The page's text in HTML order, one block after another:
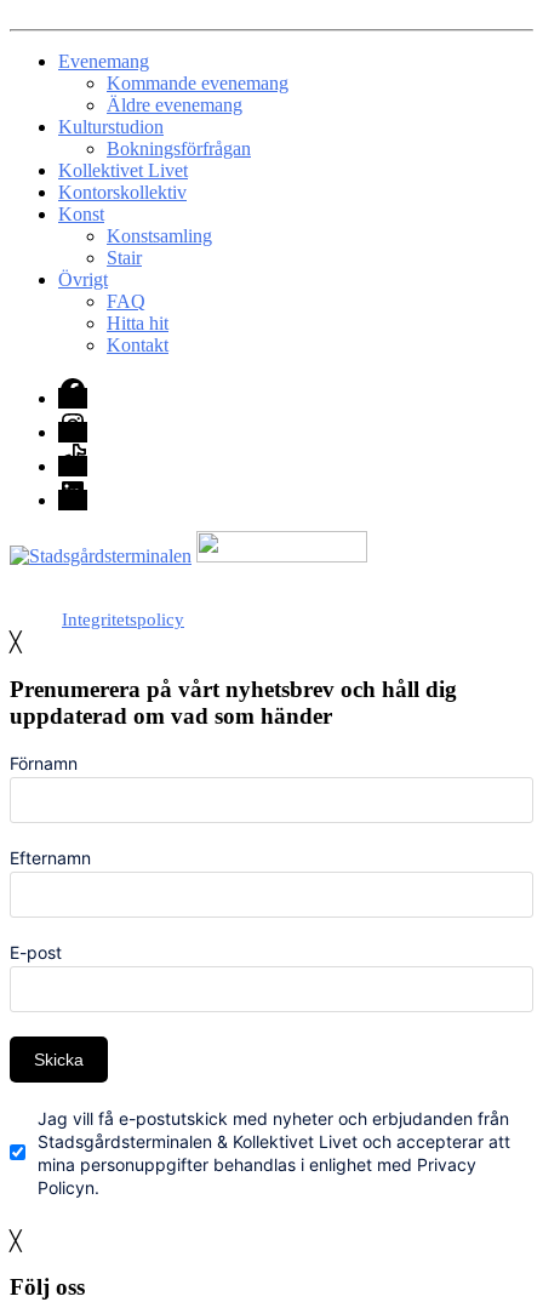
Evenemang
Kommande evenemang
Äldre evenemang
Kulturstudion
Bokningsförfrågan
Kollektivet Livet
Kontorskollektiv
Konst
Konstsamling
Stair
Övrigt
FAQ
Hitta hit
Kontakt
Facebook
Instagram
TikTok
LinkedIn
Integritetspolicy
╳
Prenumerera på vårt nyhetsbrev och håll dig
uppdaterad om vad som händer
Förnamn
Efternamn
E-post
Skicka
Jag vill få e-postutskick med nyheter och erbjudanden från
Stadsgårdsterminalen & Kollektivet Livet och accepterar att
mina personuppgifter behandlas i enlighet med Privacy
Policyn.
╳
Följ oss